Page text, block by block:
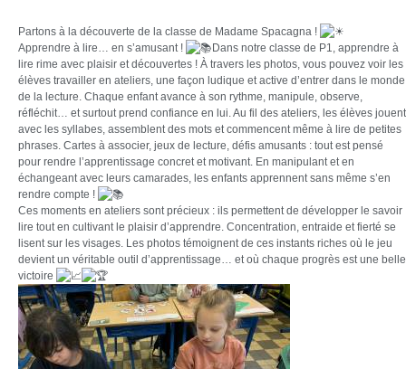
Partons à la découverte de la classe de Madame Spacagna !
Apprendre à lire… en s’amusant !
Dans notre classe de P1, apprendre à
lire rime avec plaisir et découvertes ! À travers les photos, vous pouvez voir les
élèves travailler en ateliers, une façon ludique et active d’entrer dans le monde
de la lecture. Chaque enfant avance à son rythme, manipule, observe,
réfléchit… et surtout prend confiance en lui. Au fil des ateliers, les élèves jouent
avec les syllabes, assemblent des mots et commencent même à lire de petites
phrases. Cartes à associer, jeux de lecture, défis amusants : tout est pensé
pour rendre l’apprentissage concret et motivant. En manipulant et en
échangeant avec leurs camarades, les enfants apprennent sans même s’en
rendre compte !
Ces moments en ateliers sont précieux : ils permettent de développer le savoir
lire tout en cultivant le plaisir d’apprendre. Concentration, entraide et fierté se
lisent sur les visages. Les photos témoignent de ces instants riches où le jeu
devient un véritable outil d’apprentissage… et où chaque progrès est une belle
victoire